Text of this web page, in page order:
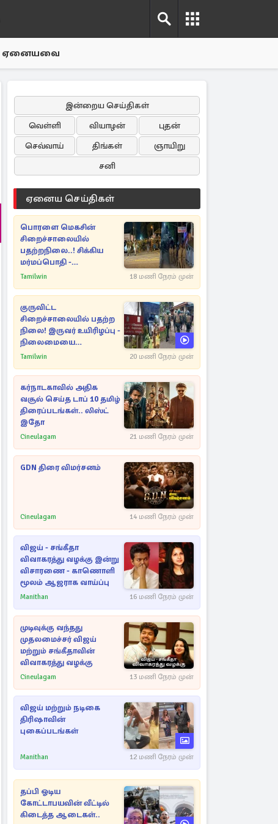
ஏனையவை
இன்றைய செய்திகள்
வெள்ளி
வியாழன்
புதன்
செவ்வாய்
திங்கள்
ஞாயிறு
சனி
ஏனைய செய்திகள்
பொரளை மெகசின்
சிறைச்சாலையில்
பதற்றநிலை..! சிக்கிய
மர்மப்பொதி -
பின்னணியில் வெளியான
Tamilwin 18 மணி நேரம் முன்
குருவிட்ட
சிறைச்சாலையில் பதற்ற
நிலை! இருவர் உயிரிழப்பு -
நிலைமையை
கட்டுப்படுத்த பொலிஸார்
Tamilwin 20 மணி நேரம் முன்
கர்நாடகாவில் அதிக
வசூல் செய்த டாப் 10 தமிழ்
திரைப்படங்கள்.. லிஸ்ட்
இதோ
Cineulagam 21 மணி நேரம் முன்
GDN திரை விமர்சனம்
Cineulagam 14 மணி நேரம் முன்
விஜய் - சங்கீதா
விவாகரத்து வழக்கு இன்று
விசாரணை - காணொளி
மூலம் ஆஜராக வாய்ப்பு
Manithan 16 மணி நேரம் முன்
முடிவுக்கு வந்தது
முதலமைச்சர் விஜய்
மற்றும் சங்கீதாவின்
விவாகரத்து வழக்கு
Cineulagam 13 மணி நேரம் முன்
விஜய் மற்றும் நடிகை
திரிஷாவின்
புகைப்படங்கள்
Manithan 12 மணி நேரம் முன்
தப்பி ஓடிய
கோட்டாபயவின் வீட்டில்
கிடைத்த ஆடைகள்..